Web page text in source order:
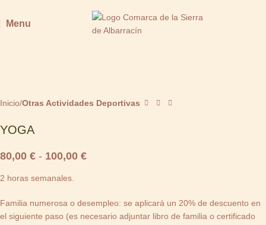
Menu
Inicio Otras Actividades Deportivas
YOGA
80,00 € - 100,00 €
2 horas semanales.
Familia numerosa o desempleo: se aplicará un 20% de descuento en
el siguiente paso (es necesario adjuntar libro de familia o certificado